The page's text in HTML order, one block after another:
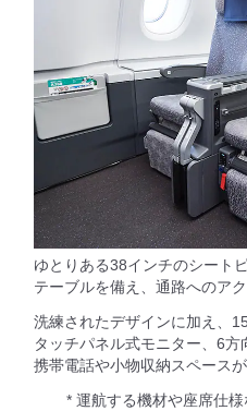
ゆとりある38インチのシート
テーブルを備え、通路へのア
洗練されたデザインに加え、
タッチパネル式モニター、6
携帯電話や小物収納スペースが
* 運航する機材や座席仕